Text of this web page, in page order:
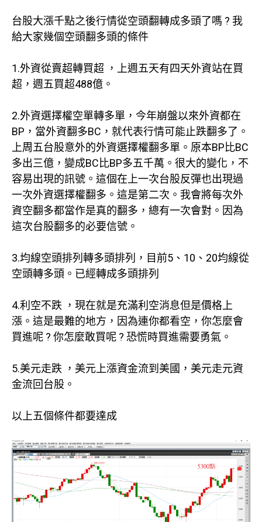
台股大漲千點之後行情從空頭翻轉成多頭了嗎 ? 我
給大家幾個空頭翻多頭的條件
1.外資從賣超轉買超 ，上週五天有四天外資站在買
超，週五買超488億。
2.外資選擇權空單轉多單，今年崩盤以來外資都在
BP，當外資翻多BC，就代表行情可能止跌翻多了。
上周五台股意外的外資選擇權翻多單。原本BP比BC
多出三億，變成BC比BP多五千萬。很大的變化，不
容易出現的訊號。這個在上一次台股反彈也出現過
一次外資選擇權翻多。這是第二次。我會將每次外
資空翻多都當作是真的翻多，總有一次會對。因為
這次台股翻多的必要信號。
3.均線空頭排列轉多頭排列，目前5、10、20均線從
空頭轉多頭。已經轉成多頭排列
4.利空不跌 ，現在就是充滿利空消息但是價格上
漲。這是最難的地方，因為連你都看空，你怎麼會
買進呢 ? 你怎麼敢買呢 ? 恐慌時買進需要勇氣。
5.美元走跌 ，美元上漲資金流到美國，美元走元資
金流回台股。
以上五個條件都要達成